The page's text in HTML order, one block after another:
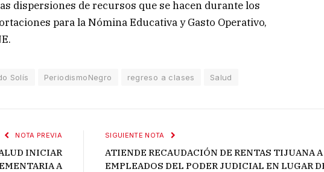
dispersiones de recursos que se hacen durante los
para la Nómina Educativa y Gasto Operativo,
Solís PeriodismoNegro regreso a clases Salud
NOTA PREVIA
INICIAR
A
SIGUIENTE NOTA
ATIENDE RECAUDACIÓN DE RENTAS TIJUANA A
EMPLEADOS DEL PODER JUDICIAL EN LUGAR